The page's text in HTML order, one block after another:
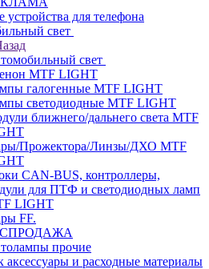
устройства для телефона
свет
свет
MTF LIGHT
галогенные MTF LIGHT
светодиодные MTF LIGHT
ближнего/дальнего света MTF
Прожектора/Линзы/ДХО MTF
CAN-BUS, контроллеры,
для ПТФ и светодиодных ламп
LIGHT
FF.
прочие
аксессуары и расходные материалы